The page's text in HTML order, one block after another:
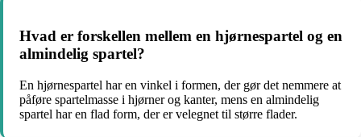
Hvad er forskellen mellem en hjørnespartel og en
almindelig spartel?
En hjørnespartel har en vinkel i formen, der gør det nemmere at
påføre spartelmasse i hjørner og kanter, mens en almindelig
spartel har en flad form, der er velegnet til større flader.